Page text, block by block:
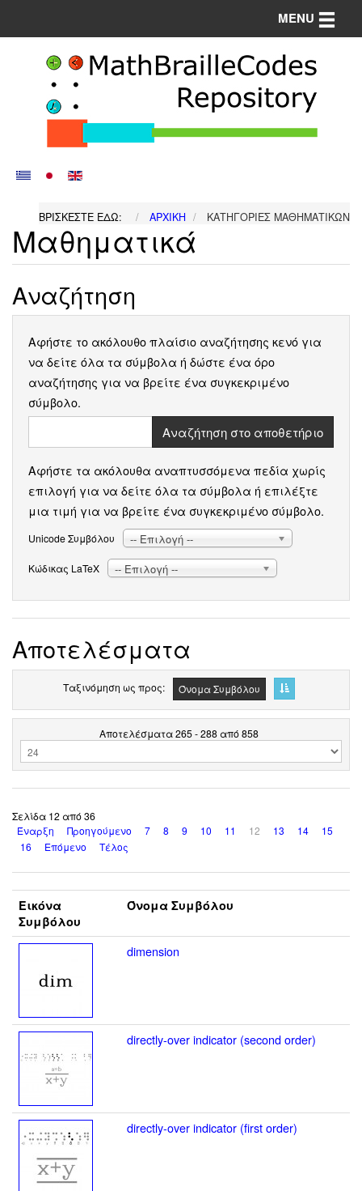
MENU Toggle
ΒΡΊΣΚΕΣΤΕ ΕΔΏ: ΑΡΧΙΚΉ ΚΑΤΗΓΟΡΊΕΣ ΜΑΘΗΜΑΤΙΚΏΝ
Μαθηματικά
Αναζήτηση
Αφήστε το ακόλουθο πλαίσιο αναζήτησης κενό για
να δείτε όλα τα σύμβολα ή δώστε ένα όρο
αναζήτησης για να βρείτε ένα συγκεκριμένο
σύμβολο.
Αναζήτηση στο αποθετήριο
Αφήστε τα ακόλουθα αναπτυσσόμενα πεδία χωρίς
επιλογή για να δείτε όλα τα σύμβολα ή επιλέξτε
μια τιμή για να βρείτε ένα συγκεκριμένο σύμβολο.
Unicode Συμβόλου -- Επιλογή --
Κώδικας LaTeX -- Επιλογή --
Αποτελέσματα
Ταξινόμηση ως προς Όνομα Συμβόλου
Αποτελέσματα 265 - 288 από 858
Σελίδα 12 από 36
Έναρξη
Προηγούμενο 7 8 9 10 11 12 13 14
15
16
Επόμενο Τέλος
Εικόνα
Συμβόλου
Όνομα Συμβόλου
dimension
directly-over indicator (second order)
directly-over indicator (first order)